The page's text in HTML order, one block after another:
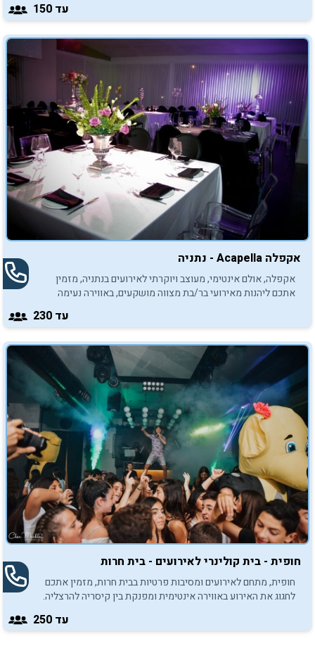
עד 150
אקפלה Acapella - נתניה
אקפלה, אולם אינטימי, מעוצב ויוקרתי לאירועים בנתניה, מזמין
אתכם ליהנות מאירועי בר/בת מצווה מושקעים, באווירה נעימה
עד 230
חופית - בית קולינרי לאירועים - בית חרות
חופית, מתחם לאירועים ומסיבות פרטיות בבית חרות, מזמין אתכם
לחגוג את האירוע באווירה אינטימית ומפנקת בין קיסריה להרצליה.
עד 250